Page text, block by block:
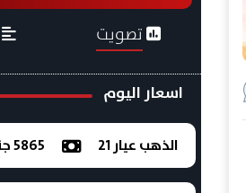
تصويت
اسعار اليوم
الذهب عيار 21 5865 جنيه مصري